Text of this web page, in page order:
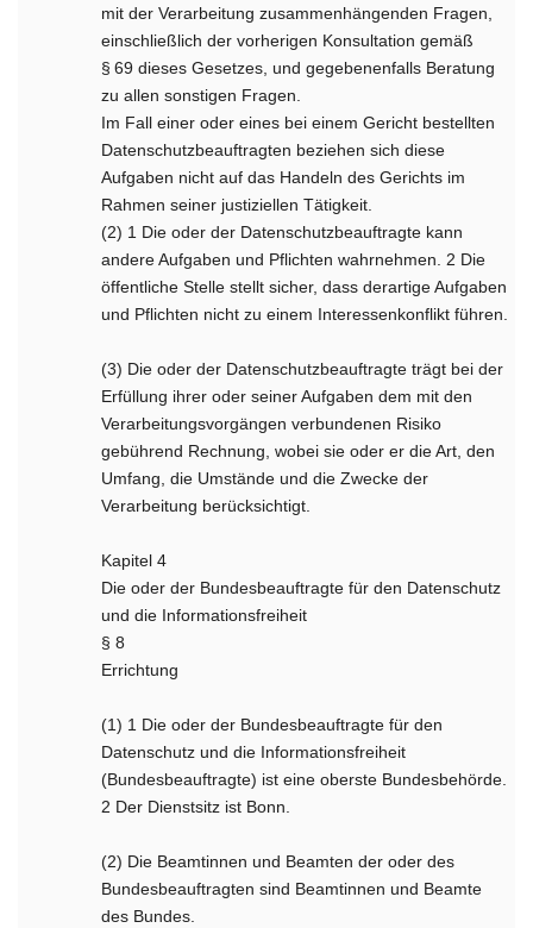
mit der Verarbeitung zusammenhängenden Fragen,
einschließlich der vorherigen Konsultation gemäß
§ 69 dieses Gesetzes, und gegebenenfalls Beratung
zu allen sonstigen Fragen.
Im Fall einer oder eines bei einem Gericht bestellten
Datenschutzbeauftragten beziehen sich diese
Aufgaben nicht auf das Handeln des Gerichts im
Rahmen seiner justiziellen Tätigkeit.
(2) 1 Die oder der Datenschutzbeauftragte kann
andere Aufgaben und Pflichten wahrnehmen. 2 Die
öffentliche Stelle stellt sicher, dass derartige Aufgaben
und Pflichten nicht zu einem Interessenkonflikt führen.
(3) Die oder der Datenschutzbeauftragte trägt bei der
Erfüllung ihrer oder seiner Aufgaben dem mit den
Verarbeitungsvorgängen verbundenen Risiko
gebührend Rechnung, wobei sie oder er die Art, den
Umfang, die Umstände und die Zwecke der
Verarbeitung berücksichtigt.
Kapitel 4
Die oder der Bundesbeauftragte für den Datenschutz
und die Informationsfreiheit
§ 8
Errichtung
(1) 1 Die oder der Bundesbeauftragte für den
Datenschutz und die Informationsfreiheit
(Bundesbeauftragte) ist eine oberste Bundesbehörde.
2 Der Dienstsitz ist Bonn.
(2) Die Beamtinnen und Beamten der oder des
Bundesbeauftragten sind Beamtinnen und Beamte
des Bundes.